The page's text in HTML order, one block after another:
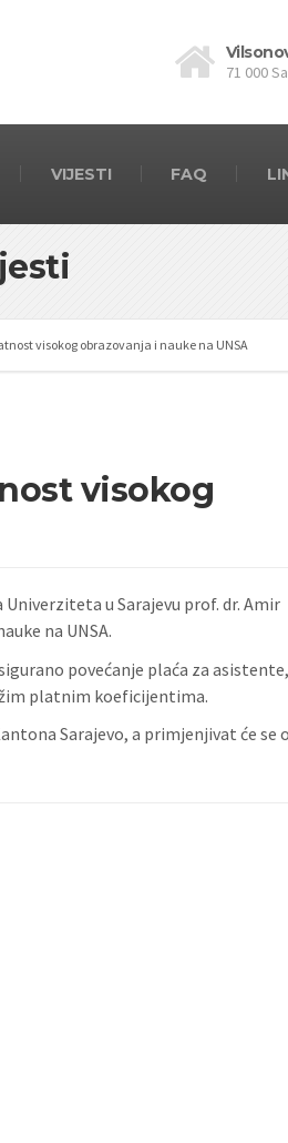
71 000
VIJESTI FAQ
visokog obrazovanja i nauke na UNSA
visokog
Univerziteta u Sarajevu prof. dr. Amir
na UNSA.
povećanje plaća za
platnim koeficijentima.
Sarajevo, a primjenjivat će se